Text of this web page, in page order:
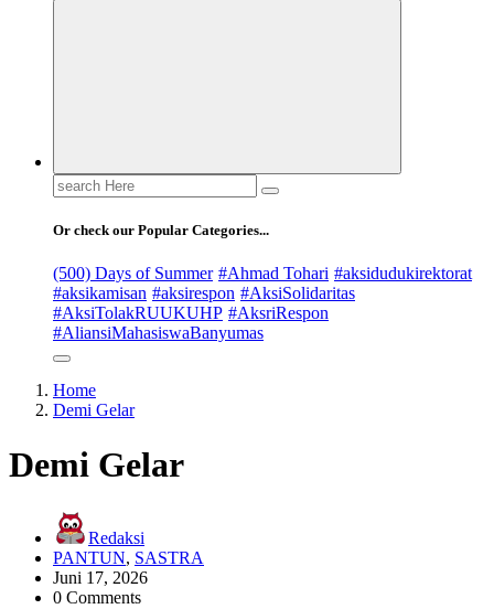
Pemandu Wawasan Almamater
Search
for:
Or check our Popular Categories...
(500) Days of Summer #Ahmad Tohari #aksidudukirektorat
#aksikamisan #aksirespon #AksiSolidaritas
#AksiTolakRUUKUHP #AksriRespon
#AliansiMahasiswaBanyumas
Home
Demi Gelar
Demi Gelar
Redaksi
PANTUN, SASTRA
Juni 17, 2026
0 Comments